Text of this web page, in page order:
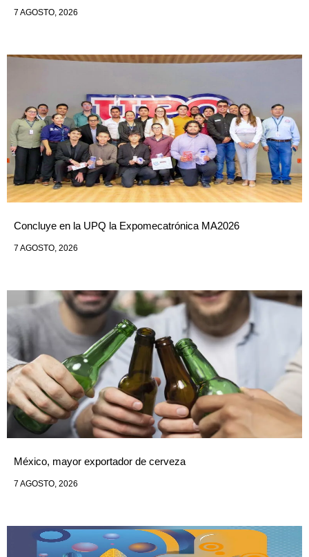
7 AGOSTO, 2026
Concluye en la UPQ la Expomecatrónica MA2026
7 AGOSTO, 2026
México, mayor exportador de cerveza
7 AGOSTO, 2026